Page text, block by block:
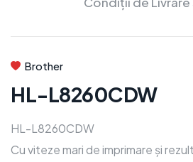
Brother
HL-L8260CDW
HL-L8260CDW
Cu viteze mari de imprimare și